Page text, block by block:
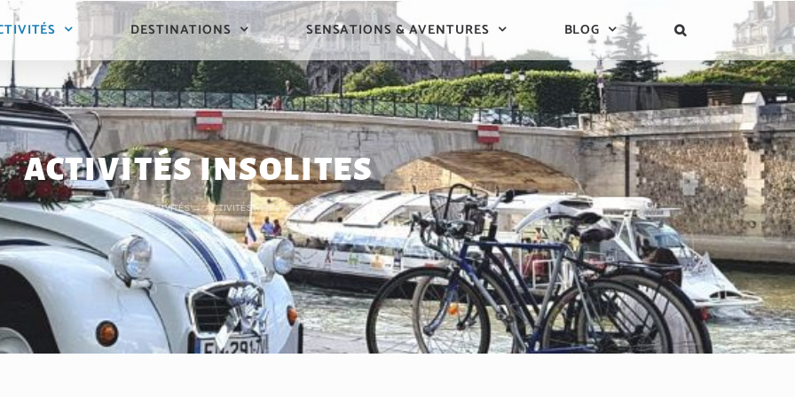
DESTINATIONS SENSATIONS & AVENTURES BLOG
ACTIVITÉS INSOLITES
Accueil ACTIVITÉS ACTIVITÉS INSOLITES